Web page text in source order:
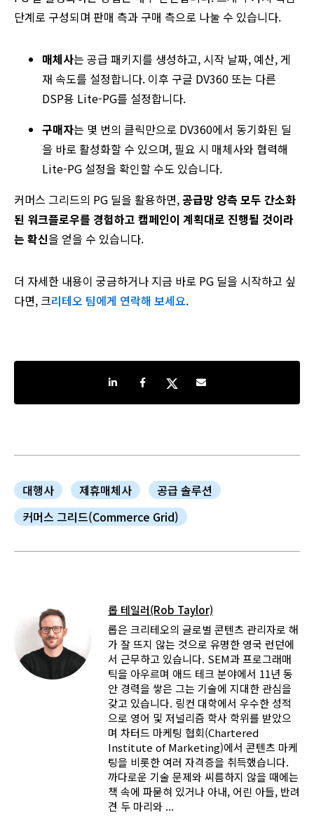
단계로 구성되며 판매 측과 구매 측으로 나눌 수 있습니다.
매체사는 공급 패키지를 생성하고, 시작 날짜, 예산, 게
재 속도를 설정합니다. 이후 구글 DV360 또는 다른
DSP용 Lite-PG를 설정합니다.
구매자는 몇 번의 클릭만으로 DV360에서 동기화된 딜
을 바로 활성화할 수 있으며, 필요 시 매체사와 협력해
Lite-PG 설정을 확인할 수도 있습니다.
커머스 그리드의 PG 딜을 활용하면, 공급망 양측 모두 간소화
된 워크플로우를 경험하고 캠페인이 계획대로 진행될 것이라
는 확신을 얻을 수 있습니다.
더 자세한 내용이 궁금하거나 지금 바로 PG 딜을 시작하고 싶
다면, 크리테오 팀에게 연락해 보세요.
Share on LinkedIn
Share on Facebook
Share on Twitter
Share by e-mail
대행사 제휴매체사
공급 솔루션
커머스 그리드(Commerce Grid)
롭 테일러(Rob Taylor)
롭은 크리테오의 글로벌 콘텐츠 관리자로 해
가 잘 뜨지 않는 것으로 유명한 영국 런던에
서 근무하고 있습니다. SEM과 프로그래매
틱을 아우르며 애드 테크 분야에서 11년 동
안 경력을 쌓은 그는 기술에 지대한 관심을
갖고 있습니다. 링컨 대학에서 우수한 성적
으로 영어 및 저널리즘 학사 학위를 받았으
며 차터드 마케팅 협회(Chartered
Institute of Marketing)에서 콘텐츠 마케
팅을 비롯한 여러 자격증을 취득했습니다.
까다로운 기술 문제와 씨름하지 않을 때에는
책 속에 파묻혀 있거나 아내, 어린 아들, 반려
견 두 마리와 ...